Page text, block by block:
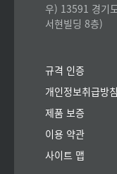
우) 13591 경기
서현빌딩 8층)
규격 인증
개인정보취급방침
제품 보증
이용 약관
사이트 맵